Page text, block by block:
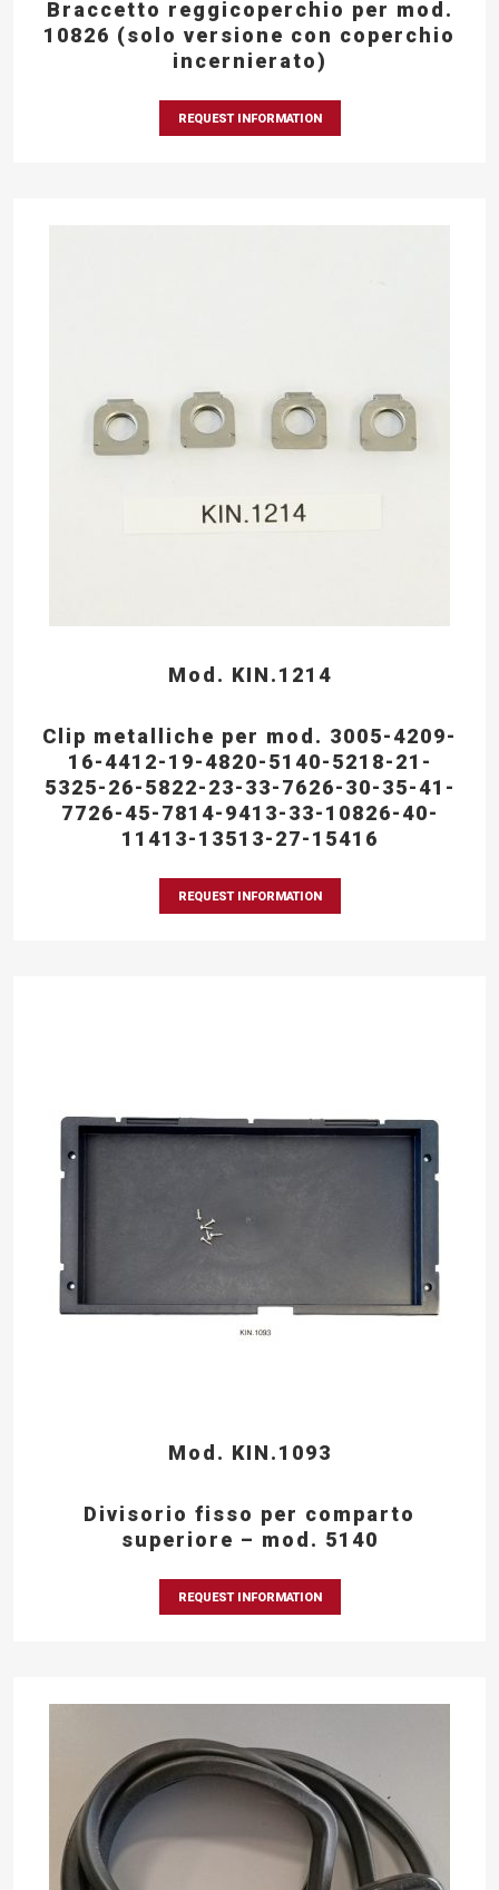
Braccetto reggicoperchio per mod.
10826 (solo versione con coperchio
incernierato)
REQUEST INFORMATION
Mod. KIN.1214
Clip metalliche per mod. 3005-4209-
16-4412-19-4820-5140-5218-21-
5325-26-5822-23-33-7626-30-35-41-
7726-45-7814-9413-33-10826-40-
11413-13513-27-15416
REQUEST INFORMATION
Mod. KIN.1093
Divisorio fisso per comparto
superiore – mod. 5140
REQUEST INFORMATION